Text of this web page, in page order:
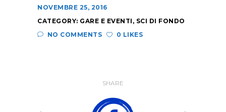
NOVEMBRE 25, 2016
CATEGORY: GARE E EVENTI , SCI DI FONDO
NO COMMENTS
0 LIKES
SHARE